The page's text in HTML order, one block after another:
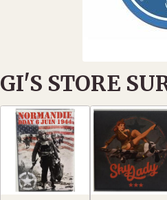
GI'S STORE